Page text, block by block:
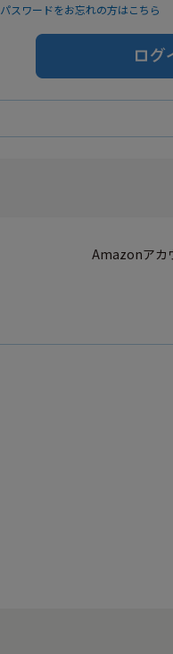
パスワードをお忘れの方はこちら
Amazonアカ